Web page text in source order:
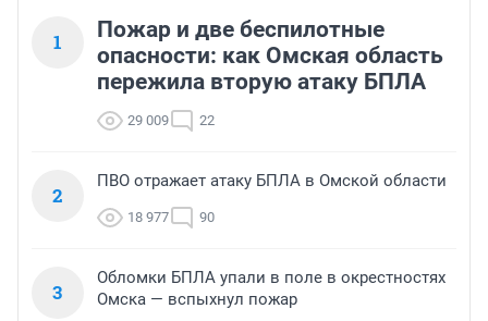
1
Пожар и две беспилотные
опасности: как Омская область
пережила вторую атаку БПЛА
29 009 22
2
ПВО отражает атаку БПЛА в Омской области
18 977 90
3
Обломки БПЛА упали в поле в окрестностях
Омска — вспыхнул пожар